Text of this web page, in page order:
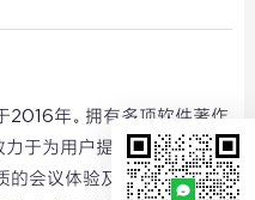
2016年。拥有多项软件著作
于为用户提供完整的视频
的会议体验及效果。目前微